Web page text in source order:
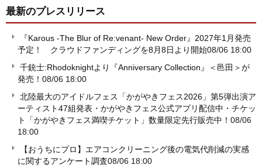
最新のプレスリリース
『Karous -The Blur of Re:venant- New Order』2027年1月発売
予定！ クラウドファンディングを8月8日より開始08/06 18:00
千銃士:Rhodoknightより『Anniversary Collection』＜邑田＞が
発売！ 08/06 18:00
北陸最大のアイドルフェス「かがやきフェス2026」第5弾出演ア
ーティスト47組発表・かがやきフェス公式アプリ配信中・チケッ
ト「かがやきフェス満喫チケット」数量限定先行販売中！ 08/06
18:00
【おうちにプロ】エアコンクリーニング後の電気代削減の実感
に関するアンケート調査08/06 18:00